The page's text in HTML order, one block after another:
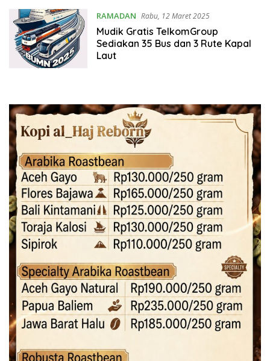
RAMADAN Rabu, 12 Maret 2025
Mudik Gratis TelkomGroup
Sediakan 35 Bus dan 3 Rute Kapal
Laut